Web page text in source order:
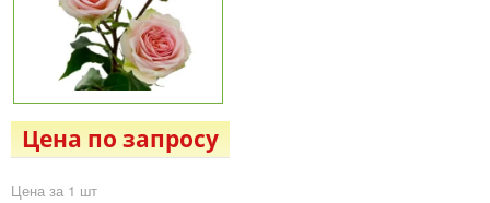
Цена по запросу
Цена за 1 шт